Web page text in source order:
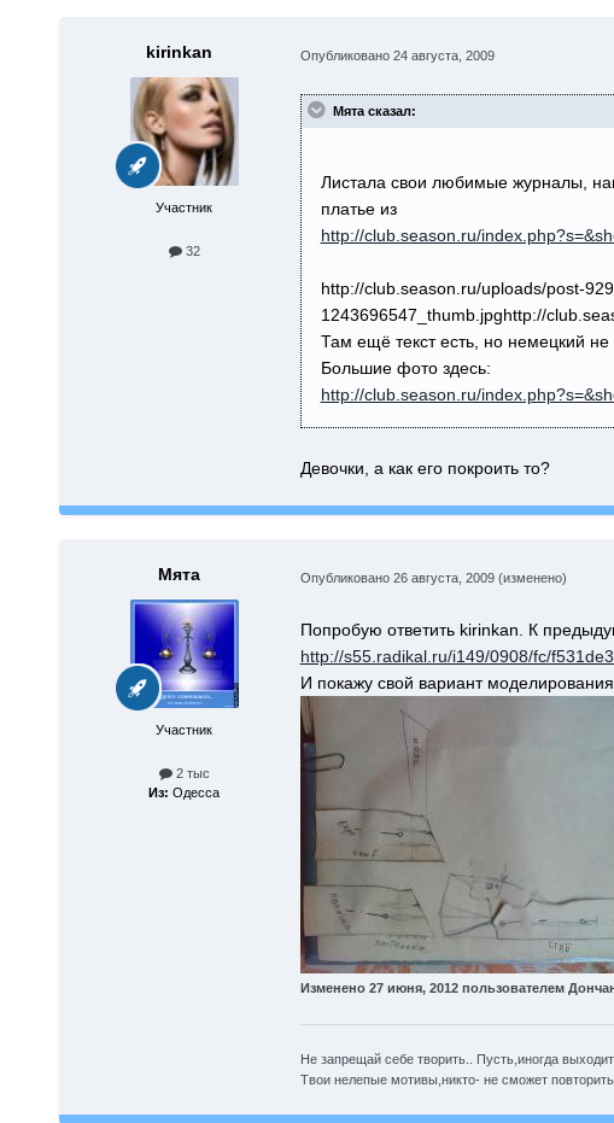
kirinkan
Участник
32
Опубликовано 24 августа, 2009
Мята сказал:
Листала свои любимые журналы,
платье из
http://club.season.ru/
http://club.season.ru/uploads/post-
1243696547_thumb.jpghttp://
Там ещё текст есть, но немецкий не
Большие фото здесь:
http://club.season.ru/
Девочки, а как его покроить то?
Мята
Участник
2 тыс
Из: Одесса
Опубликовано 26 августа, 2009 (изменено)
Попробую ответить kirinkan. К
http://s55.radikal.ru/i149/0908/fc/
И покажу свой вариант моделирования.
Изменено 27 июня, 2012пользователем
Не запрещай себе творить.. Пусть,иногда выходит-
Твои нелепые мотивы,никто- не сможет